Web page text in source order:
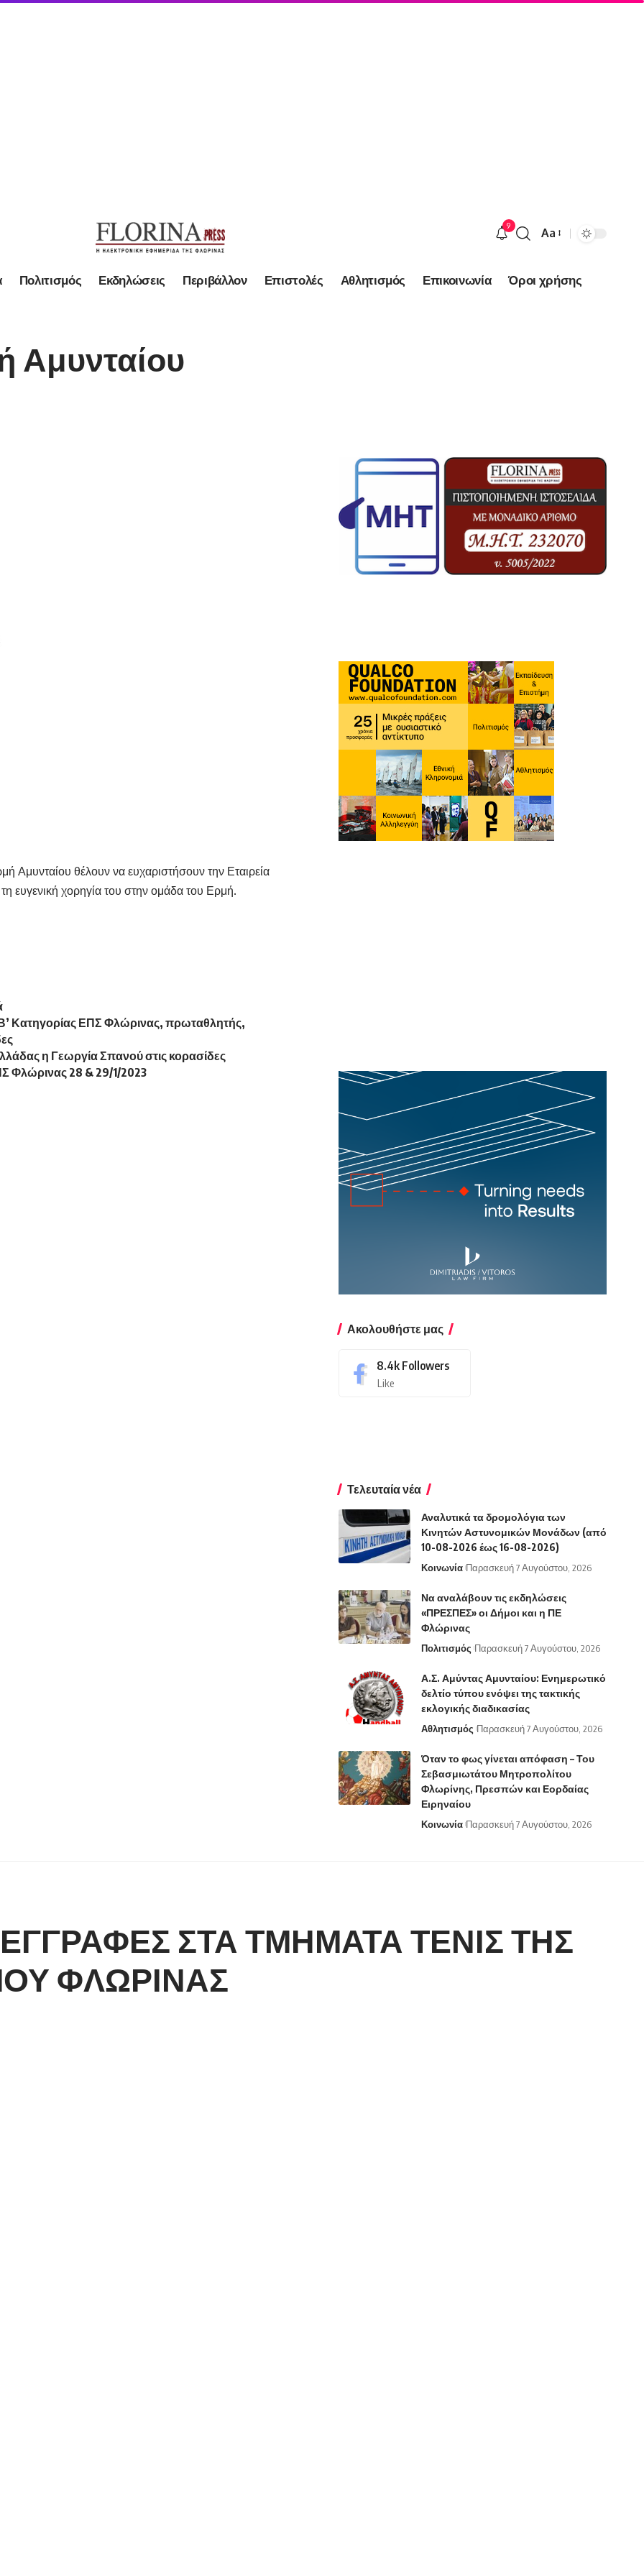
9
Font
Aa
Πολιτισμός Εκδηλώσεις Περιβάλλον Επιστολές Αθλητισμός Επικοινωνία Όροι χρήσης
Αμυνταίου
Αμυνταίου θέλουν να ευχαριστήσουν την Εταιρεία
χορηγία του στην ομάδα του Ερμή.
Κατηγορίας ΕΠΣ Φλώρινας, πρωταθλητής,
η Γεωργία Σπανού στις κορασίδες
Φλώρινας 28 & 29/1/2023
Ακολουθήστε μας
8.4k Followers
Like
Τελευταία νέα
Αναλυτικά τα δρομολόγια των
Κινητών Αστυνομικών Μονάδων (από
10-08-2026 έως 16-08-2026)
Κοινωνία Παρασκευή 7 Αυγούστου, 2026
Να αναλάβουν τις εκδηλώσεις
«ΠΡΕΣΠΕΣ» οι Δήμοι και η ΠΕ
Φλώρινας
Πολιτισμός Παρασκευή 7 Αυγούστου, 2026
Α.Σ. Αμύντας Αμυνταίου: Ενημερωτικό
δελτίο τύπου ενόψει της τακτικής
εκλογικής διαδικασίας
Αθλητισμός Παρασκευή 7 Αυγούστου, 2026
Όταν το φως γίνεται απόφαση – Του
Σεβασμιωτάτου Μητροπολίτου
Φλωρίνης, Πρεσπών και Εορδαίας
Ειρηναίου
Κοινωνία Παρασκευή 7 Αυγούστου, 2026
ΕΓΓΡΑΦΕΣ ΣΤΑ ΤΜΗΜΑΤΑ ΤΕΝΙΣ ΤΗΣ
ΦΛΩΡΙΝΑΣ